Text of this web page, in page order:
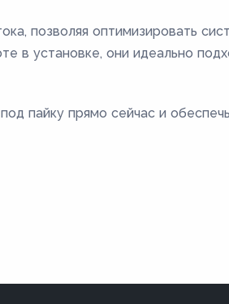
позволяя оптимизировать
в установке, они идеально
пайку прямо сейчас и